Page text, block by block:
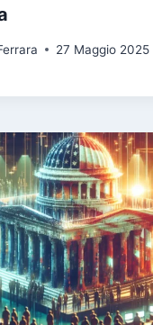
27 Maggio 2025